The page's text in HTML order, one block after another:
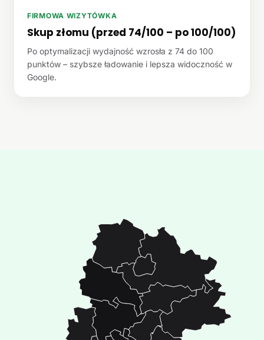
FIRMOWA WIZYTÓWKA
Skup złomu (przed 74/100 – po 100/100)
Po optymalizacji wydajność wzrosła z 74 do 100
punktów – szybsze ładowanie i lepsza widoczność w
Google.